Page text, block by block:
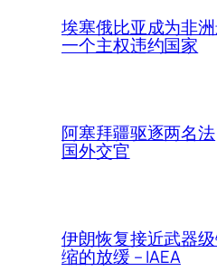
埃塞俄比亚成为非
一个主权违约国家
阿塞拜疆驱逐两名法
国外交官
伊朗恢复接近武器
缩的放缓 – IAEA